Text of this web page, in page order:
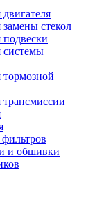
стекол
системы
и обшивки